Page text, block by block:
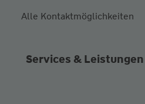
Alle Kontaktmöglichkeiten
Services & Leistungen